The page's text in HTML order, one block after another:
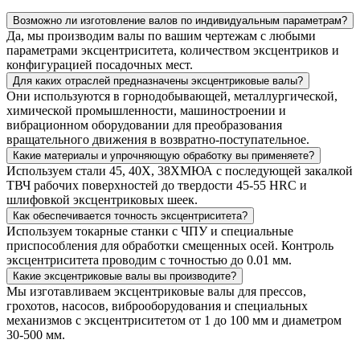
Возможно ли изготовление валов по индивидуальным параметрам?
Да, мы производим валы по вашим чертежам с любыми
параметрами эксцентриситета, количеством эксцентриков и
конфигурацией посадочных мест.
Для каких отраслей предназначены эксцентриковые валы?
Они используются в горнодобывающей, металлургической,
химической промышленности, машиностроении и
вибрационном оборудовании для преобразования
вращательного движения в возвратно-поступательное.
Какие материалы и упрочняющую обработку вы применяете?
Используем стали 45, 40Х, 38ХМЮА с последующей закалкой
ТВЧ рабочих поверхностей до твердости 45-55 HRC и
шлифовкой эксцентриковых шеек.
Как обеспечивается точность эксцентриситета?
Используем токарные станки с ЧПУ и специальные
приспособления для обработки смещенных осей. Контроль
эксцентриситета проводим с точностью до 0.01 мм.
Какие эксцентриковые валы вы производите?
Мы изготавливаем эксцентриковые валы для прессов,
грохотов, насосов, виброоборудования и специальных
механизмов с эксцентриситетом от 1 до 100 мм и диаметром
30-500 мм.